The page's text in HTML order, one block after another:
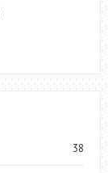
38